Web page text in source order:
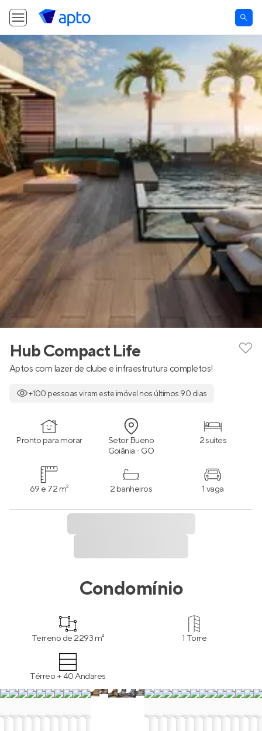
Hub Compact Life
Aptos com lazer de clube e infraestrutura completos!
+100 pessoas viram este imóvel nos últimos 90 dias
Pronto para morar Setor Bueno
Goiânia - GO
2 suítes
69 e 72 m² 2 banheiros 1 vaga
Condomínio
Terreno de 2293 m² 1 Torre
Térreo + 40 Andares